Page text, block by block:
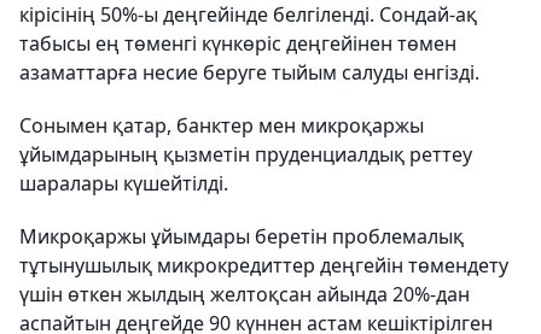
кірісінің 50%-ы деңгейінде белгіленді. Сондай-ақ
табысы ең төменгі күнкөріс деңгейінен төмен
азаматтарға несие беруге тыйым салуды енгізді.
Сонымен қатар, банктер мен микроқаржы
ұйымдарының қызметін пруденциалдық реттеу
шаралары күшейтілді.
Микроқаржы ұйымдары беретін проблемалық
тұтынушылық микрокредиттер деңгейін төмендету
үшін өткен жылдың желтоқсан айында 20%-дан
аспайтын деңгейде 90 күннен астам кешіктірілген